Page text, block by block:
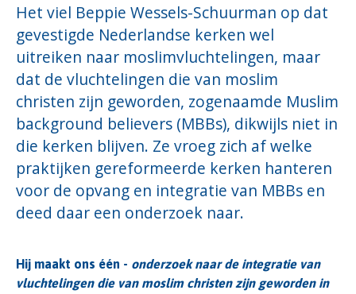
Het viel Beppie Wessels-Schuurman op dat
gevestigde Nederlandse kerken wel
uitreiken naar moslimvluchtelingen, maar
dat de vluchtelingen die van moslim
christen zijn geworden, zogenaamde Muslim
background believers (MBBs), dikwijls niet in
die kerken blijven. Ze vroeg zich af welke
praktijken gereformeerde kerken hanteren
voor de opvang en integratie van MBBs en
deed daar een onderzoek naar.
Hij maakt ons één - onderzoek naar de integratie van
vluchtelingen die van moslim christen zijn geworden in